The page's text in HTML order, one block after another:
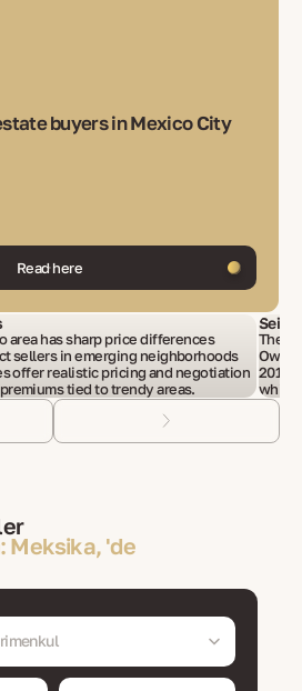
buyers in Mexico City
Read here
area has sharp price differences
sellers in emerging neighborhoods
offer realistic pricing and negotiation
tied to trendy areas.
The
2017
which
Meksika, 'de